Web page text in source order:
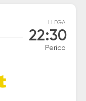
LLEGA
22:30
Perico